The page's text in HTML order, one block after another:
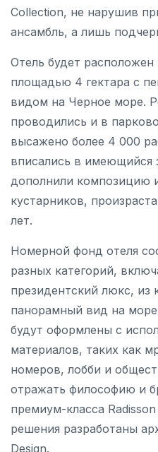
Collection, не нарушив
ансамбль, а лишь
Отель будет
площадью 4 гектара с
видом на Черное море.
проводились и в
высажено более 4 000
вписались в имеющийся
дополнили композицию
кустарников,
лет.
Номерной фонд отеля
разных категорий,
президентский люкс, из
панорамный вид на
будут оформлены с
материалов, таких как
номеров, лобби и
отражать философию и
премиум-класса
решения разработаны
Design.